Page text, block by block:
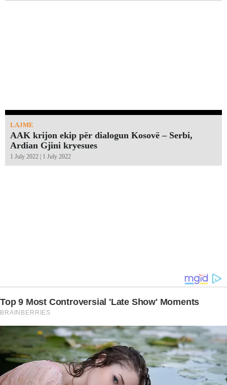
LAJME
AAK krijon ekip për dialogun Kosovë – Serbi,
Ardian Gjini kryesues
1 July 2022 | 1 July 2022